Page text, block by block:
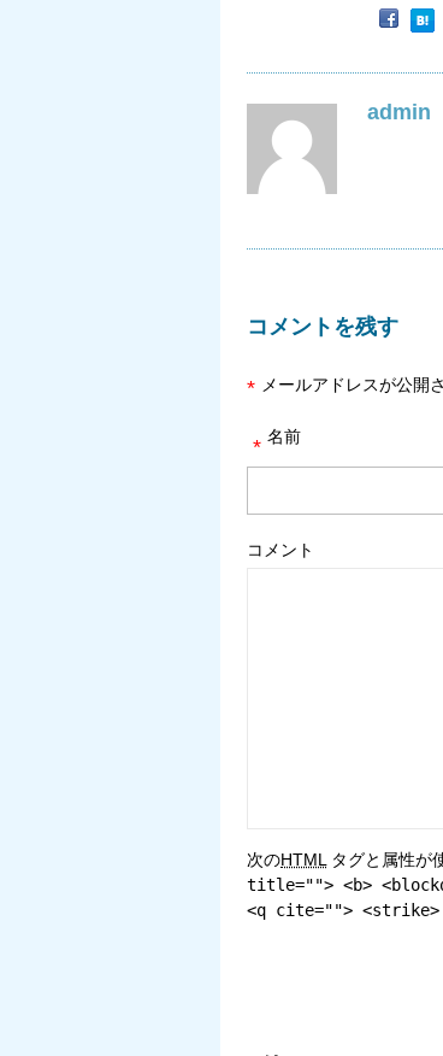
admin
コメントを残す
メールアドレスが公開
*
名前
*
コメント
次のHTML タグと属性が
title=""> <b>
<q cite=""> <strike>